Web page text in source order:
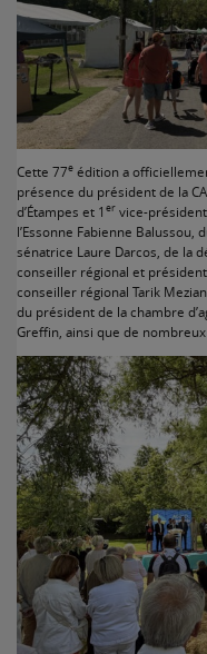
Cette 77e édition a
présence du président de la
d’Étampes et 1 er vice-président
l’Essonne Fabienne Balussou,
sénatrice Laure Darcos, de la
conseiller régional et
conseiller régional Tarik
du président de la chambre
Greffin, ainsi que de